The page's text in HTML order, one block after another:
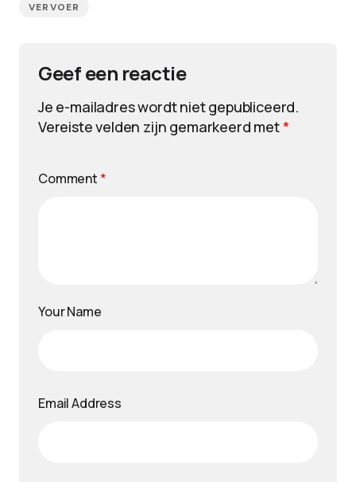
VERVOER
Geef een reactie
Je e-mailadres wordt niet gepubliceerd.
Vereiste velden zijn gemarkeerd met*
Comment *
Your Name
Email Address